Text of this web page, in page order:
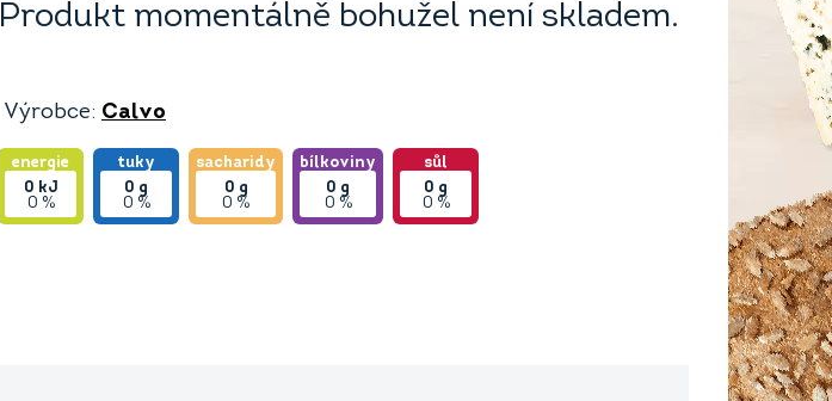
Produkt momentálně bohužel není skladem.
Výrobce: Calvo
energie
0 kJ
0 %
tuky
0 g
0 %
sacharidy
0 g
0 %
bílkoviny
0 g
0 %
sůl
0 g
0 %